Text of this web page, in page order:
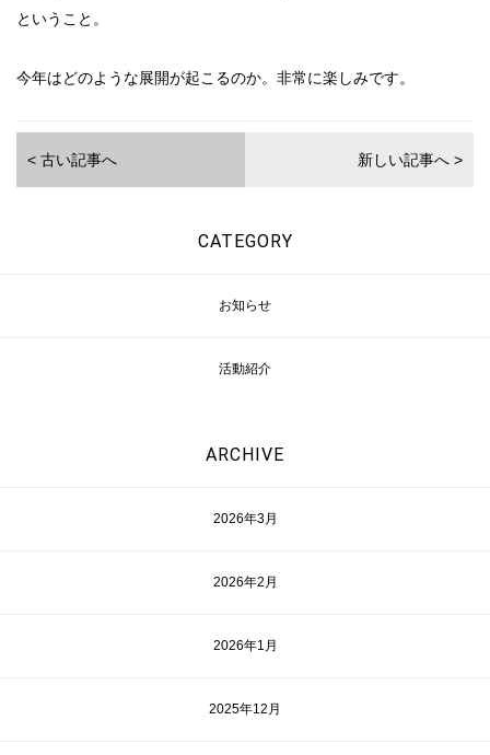
ということ。
今年はどのような展開が起こるのか。非常に楽しみです。
< 古い記事へ 新しい記事へ >
CATEGORY
お知らせ
活動紹介
ARCHIVE
2026年3月
2026年2月
2026年1月
2025年12月